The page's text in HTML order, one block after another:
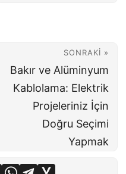
SONRAKI »
Bakır ve Alüminyum
Kablolama: Elektrik
Projeleriniz İçin
Doğru Seçimi
Yapmak